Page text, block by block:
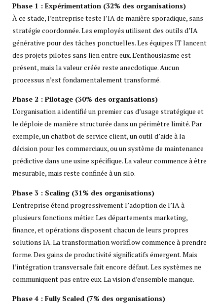
Phase 1 : Expérimentation (32% des organisations)
À ce stade, l’entreprise teste l’IA de manière sporadique, sans
stratégie coordonnée. Les employés utilisent des outils d’IA
générative pour des tâches ponctuelles. Les équipes IT lancent
des projets pilotes sans lien entre eux. L’enthousiasme est
présent, mais la valeur créée reste anecdotique. Aucun
processus n’est fondamentalement transformé.
Phase 2 : Pilotage (30% des organisations)
L’organisation a identifié un premier cas d’usage stratégique et
le déploie de manière structurée dans un périmètre limité. Par
exemple, un chatbot de service client, un outil d’aide à la
décision pour les commerciaux, ou un système de maintenance
prédictive dans une usine spécifique. La valeur commence à être
mesurable, mais reste confinée à un silo.
Phase 3 : Scaling (31% des organisations)
L’entreprise étend progressivement l’adoption de l’IA à
plusieurs fonctions métier. Les départements marketing,
finance, et opérations disposent chacun de leurs propres
solutions IA. La transformation workflow commence à prendre
forme. Des gains de productivité significatifs émergent. Mais
l’intégration transversale fait encore défaut. Les systèmes ne
communiquent pas entre eux. La vision d’ensemble manque.
Phase 4 : Fully Scaled (7% des organisations)